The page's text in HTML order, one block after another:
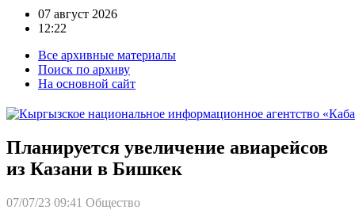
07 август 2026
12:22
Все архивные материалы
Поиск по архиву
На основной сайт
Планируется увеличение авиарейсов
из Казани в Бишкек
07/07/23 09:41 Общество